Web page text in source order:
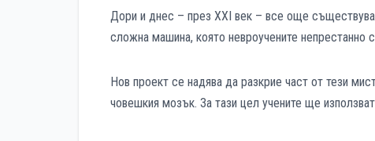
Дори и днес – през XXI век – все още
сложна машина, която невроучените непрестанно
Нов проект се надява да разкрие част от тези
човешкия мозък. За тази цел учените ще